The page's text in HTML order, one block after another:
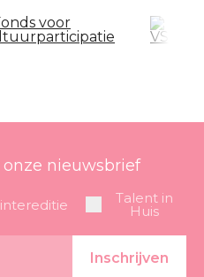
nieuwsbrief
Talent in
Huis